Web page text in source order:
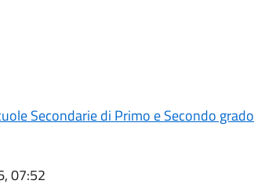
Secondarie di Primo e Secondo grado
07:52